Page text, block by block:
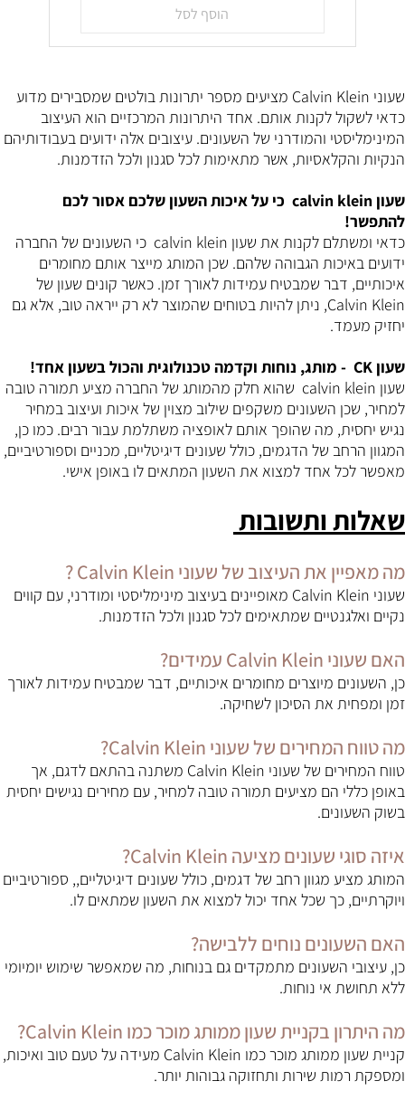
הוסף לסל
שעוני Calvin Klein מציעים מספר יתרונות בולטים שמסבירים מדוע
כדאי לשקול לקנות אותם. אחד היתרונות המרכזיים הוא העיצוב
המינימליסטי והמודרני של השעונים. עיצובים אלה ידועים בעבודותיהם
הנקיות והקלאסיות, אשר מתאימות לכל סגנון ולכל הזדמנות.
שעון calvin klein כי על איכות השעון שלכם אסור לכם
להתפשר!
כדאי ומשתלם לקנות את שעון calvin klein כי השעונים של החברה
ידועים באיכות הגבוהה שלהם. שכן המותג מייצר אותם מחומרים
איכותיים, דבר שמבטיח עמידות לאורך זמן. כאשר קונים שעון של
Calvin Klein, ניתן להיות בטוחים שהמוצר לא רק ייראה טוב, אלא גם
יחזיק מעמד.
שעון CK - מותג, נוחות וקדמה טכנולוגית והכול בשעון אחד!
שעון calvin klein שהוא חלק מהמותג של החברה מציע תמורה טובה
למחיר, שכן השעונים משקפים שילוב מצוין של איכות ועיצוב במחיר
נגיש יחסית, מה שהופך אותם לאופציה משתלמת עבור רבים. כמו כן,
המגוון הרחב של הדגמים, כולל שעונים דיגיטליים, מכניים וספורטיביים,
מאפשר לכל אחד למצוא את השעון המתאים לו באופן אישי.
שאלות ותשובות
מה מאפיין את העיצוב של שעוני Calvin Klein ?
שעוני Calvin Klein מאופיינים בעיצוב מינימליסטי ומודרני, עם קווים
נקיים ואלגנטיים שמתאימים לכל סגנון ולכל הזדמנות.
האם שעוני Calvin Klein עמידים?
כן, השעונים מיוצרים מחומרים איכותיים, דבר שמבטיח עמידות לאורך
זמן ומפחית את הסיכון לשחיקה.
מה טווח המחירים של שעוני Calvin Klein?
טווח המחירים של שעוני Calvin Klein משתנה בהתאם לדגם, אך
באופן כללי הם מציעים תמורה טובה למחיר, עם מחירים נגישים יחסית
בשוק השעונים.
איזה סוגי שעונים מציעה Calvin Klein?
המותג מציע מגוון רחב של דגמים, כולל שעונים דיגיטליים,, ספורטיביים
ויוקרתיים, כך שכל אחד יכול למצוא את השעון שמתאים לו.
האם השעונים נוחים ללבישה?
כן, עיצובי השעונים מתמקדים גם בנוחות, מה שמאפשר שימוש יומיומי
ללא תחושת אי נוחות.
מה היתרון בקניית שעון ממותג מוכר כמו Calvin Klein?
קניית שעון ממותג מוכר כמו Calvin Klein מעידה על טעם טוב ואיכות,
ומספקת רמות שירות ותחזוקה גבוהות יותר.